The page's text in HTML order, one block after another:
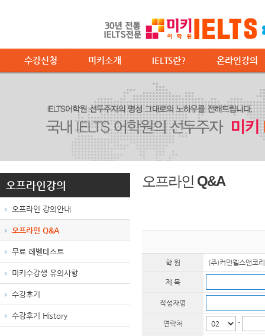
수강신청 미키소개 IELTS란? 온라인강의
오프라인강의
오프라인 강의안내
오프라인 Q&A
무료 레벨테스트
미키수강생 유의사항
수강후기
수강후기 History
오프라인 Q&A
학 원 (주)커먼웰스앤코
제 목
작성자명
연락처 -